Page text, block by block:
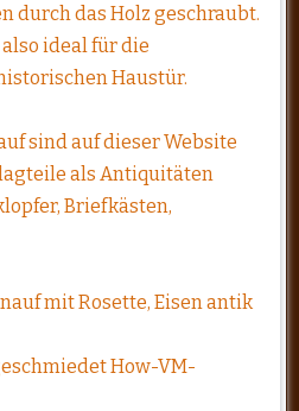
durch das Holz geschraubt.
ideal für die
Haustür.
sind auf dieser Website
als Antiquitäten
Briefkästen,
mit Rosette, Eisen antik
How-VM-